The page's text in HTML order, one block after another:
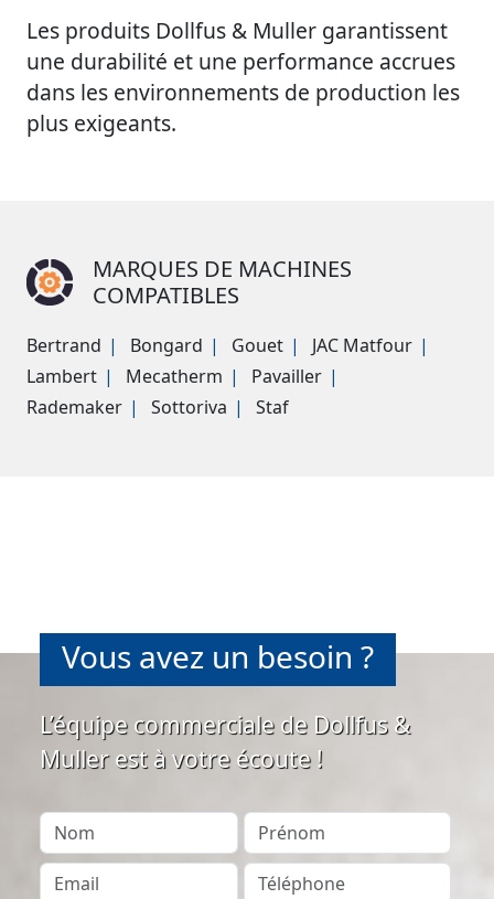
Les produits Dollfus & Muller garantissent
une durabilité et une performance accrues
dans les environnements de production les
plus exigeants.
MARQUES DE MACHINES
COMPATIBLES
Bertrand Bongard Gouet
JAC Matfour
Lambert
Mecatherm
Pavailler
Rademaker
Sottoriva Staf
Vous avez un besoin ?
L’équipe commerciale de Dollfus &
Muller est à votre écoute !
Nom
Prénom
Email
Téléphone